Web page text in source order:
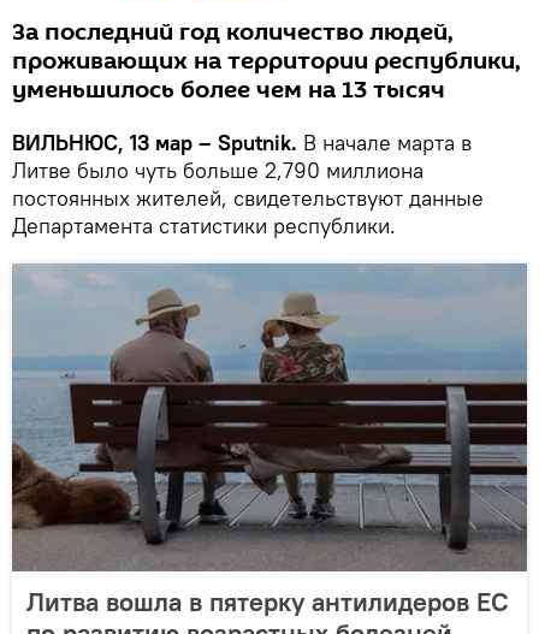
За последний год количество людей,
проживающих на территории республики,
уменьшилось более чем на 13 тысяч
ВИЛЬНЮС, 13 мар – Sputnik. В начале марта в
Литве было чуть больше 2,790 миллиона
постоянных жителей, свидетельствуют данные
Департамента статистики республики.
Литва вошла в пятерку антилидеров ЕС